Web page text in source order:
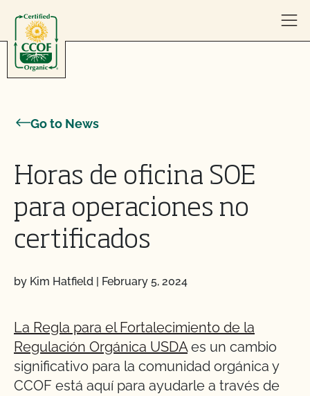
Go to News
Horas de oficina SOE
para operaciones no
certificados
by Kim Hatfield | February 5, 2024
La Regla para el Fortalecimiento de la
Regulación Orgánica USDAes un cambio
significativo para la comunidad orgánica y
CCOF está aquí para ayudarle a través de